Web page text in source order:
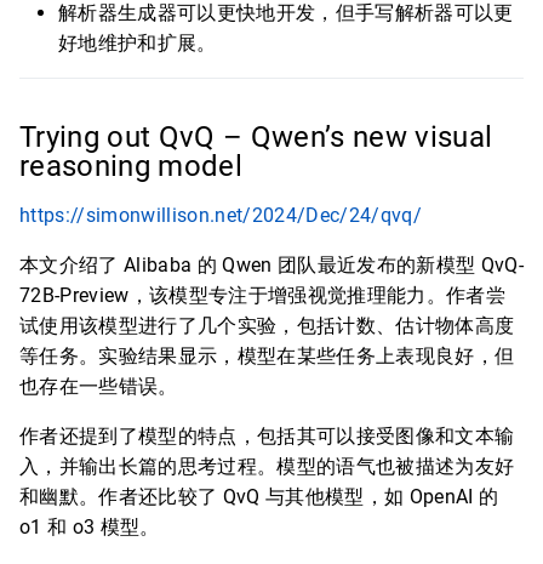
解析器生成器可以更快地开发，但手写解析器可以更
好地维护和扩展。
Trying out QvQ – Qwen’s new visual
reasoning model
https://simonwillison.net/2024/Dec/24/qvq/
本文介绍了 Alibaba 的 Qwen 团队最近发布的新模型 QvQ-
72B-Preview，该模型专注于增强视觉推理能力。作者尝
试使用该模型进行了几个实验，包括计数、估计物体高度
等任务。实验结果显示，模型在某些任务上表现良好，但
也存在一些错误。
作者还提到了模型的特点，包括其可以接受图像和文本输
入，并输出长篇的思考过程。模型的语气也被描述为友好
和幽默。作者还比较了 QvQ 与其他模型，如 OpenAI 的
o1 和 o3 模型。